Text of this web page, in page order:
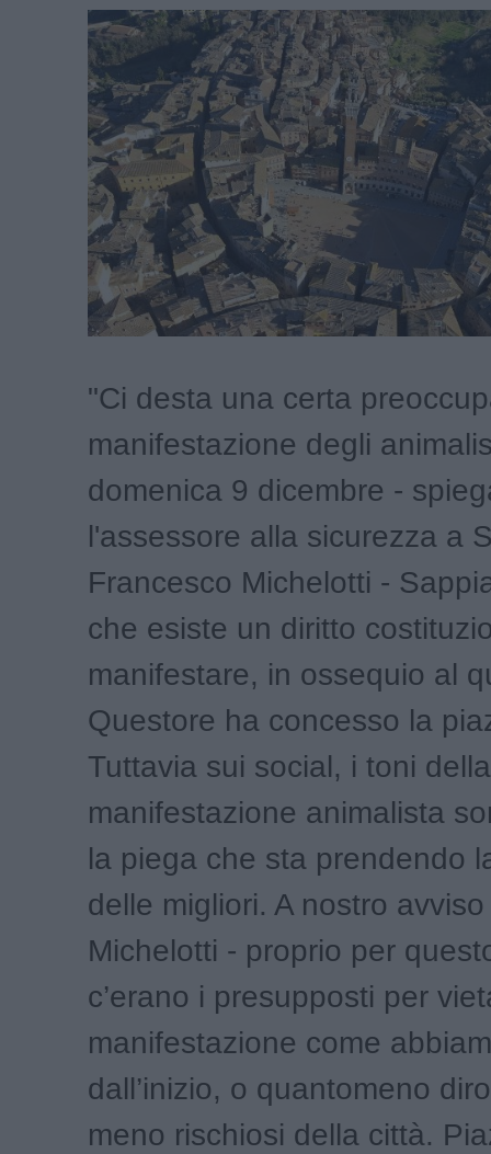
"Ci desta una certa
manifestazione degli
domenica 9 dicembre -
l'assessore alla sicurezza a
Francesco Michelotti -
che esiste un diritto
manifestare, in ossequio al
Questore ha concesso la
Tuttavia sui social, i toni della
manifestazione animalista
la piega che sta prendendo
delle migliori. A nostro
Michelotti - proprio per
c’erano i presupposti per
manifestazione come
dall’inizio, o quantomeno
meno rischiosi della città.